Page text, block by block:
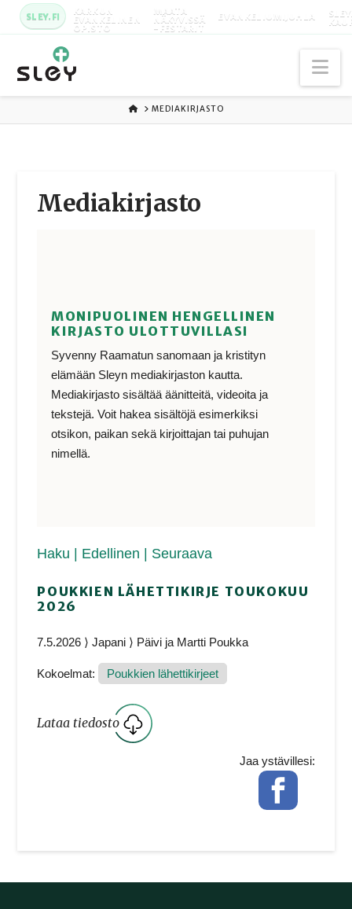
SLEY.FI KARKUN
EVANKELINEN
OPISTO
MAATA
NÄKYVISSÄ
-FESTARIT
EVANKELIUMIJUHLA
ETUSIVU
MEDIAKIRJASTO
Media­kirjasto
MONIPUOLINEN HENGELLINEN
KIRJASTO ULOTTUVILLASI
Syvenny Raamatun sanomaan ja kristityn
elämään Sleyn mediakirjaston kautta.
Mediakirjasto sisältää äänitteitä, videoita ja
tekstejä. Voit hakea sisältöjä esimerkiksi
otsikon, paikan sekä kirjoittajan tai puhujan
nimellä.
Haku | Edellinen | Seuraava
POUKKIEN LÄHETTIKIRJE TOUKOKUU
2026
7.5.2026 ⟩ Japani ⟩ Päivi ja Martti Poukka
Kokoelmat: Poukkien lähettikirjeet
Lataa tiedosto
Jaa ystävillesi:
Facebook